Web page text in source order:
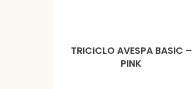
TRICICLO AVESPA BASIC –
PINK